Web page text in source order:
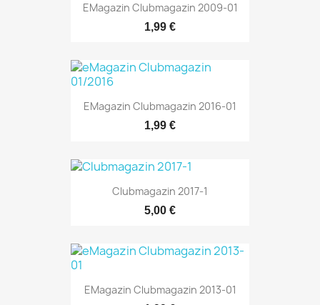
EMagazin Clubmagazin 2009-01
1,99 €
EMagazin Clubmagazin 2016-01
1,99 €
Clubmagazin 2017-1
5,00 €
EMagazin Clubmagazin 2013-01